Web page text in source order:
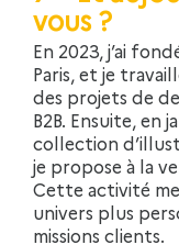
vous ?
En 2023, j’ai
Paris, et je
des projets de
B2B. Ensuite, en
collection
je propose à la
Cette activité
univers plus
missions clients.